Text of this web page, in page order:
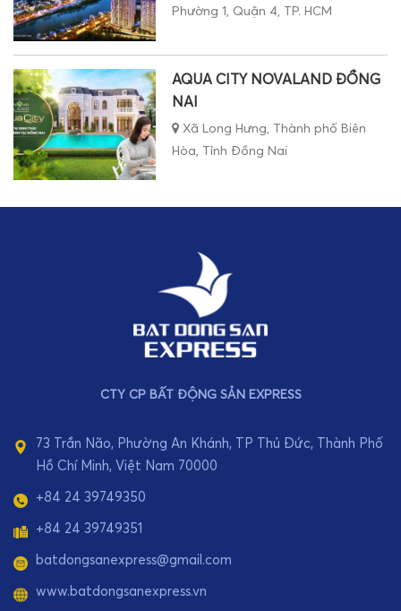
Phường 1, Quận 4, TP. HCM
AQUA CITY NOVALAND ĐỒNG
NAI
Xã Long Hưng, Thành phố Biên
Hòa, Tỉnh Đồng Nai
CTY CP BẤT ĐỘNG SẢN EXPRESS
73 Trần Não, Phường An Khánh, TP Thủ Đức, Thành Phố
Hồ Chí Minh, Việt Nam 70000
+84 24 39749350
+84 24 39749351
batdongsanexpress@gmail.com
www.batdongsanexpress.vn